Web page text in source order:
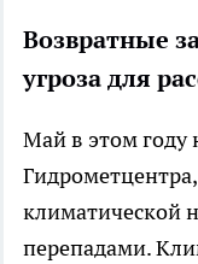
Возвратные
угроза для
Май в этом году
климатической
перепадами.